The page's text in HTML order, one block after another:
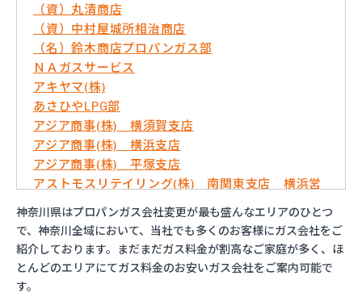
（資）丸清商店
（資）中村屋城所相治商店
（名）鈴木商店プロパンガス部
ＮＡガスサービス
アキヤマ(株)
あさひやLPG部
アジア商事(株) 横須賀支店
アジア商事(株) 横浜支店
アジア商事(株) 平塚支店
アストモスリテイリング(株) 南関東支店 横浜営
いずみ屋商店
イワタニ首都圏(株) 横須賀営業所
イワタニ首都圏(株) 横浜支店
神奈川県はプロパンガス会社変更が最も盛んなエリアのひとつ
で、神奈川全域において、当社でも多くのお客様にガス会社をご
紹介しております。まだまだガス料金が割高なご家庭が多く、ほ
とんどのエリアにてガス料金のお安いガス会社をご案内可能で
す。